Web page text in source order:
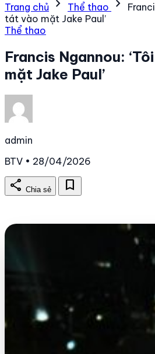
Trang chủ chevron_right Thể thao chevron_right
tát vào mặt Jake Paul’
Thể thao
Francis Ngannou:
mặt Jake Paul’
admin
BTV • 28/04/2026
share Chia sẻ bookmark